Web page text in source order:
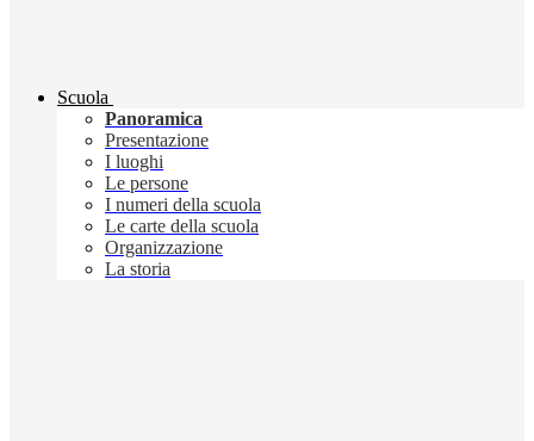
Scuola
Panoramica
Presentazione
I luoghi
Le persone
I numeri della scuola
Le carte della scuola
Organizzazione
La storia